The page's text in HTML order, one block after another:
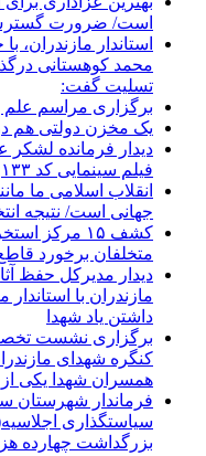
است/ ضرورت
استاندار
محمد کوهستانی
تسلیت گفت:
برگزاری مراسم علم
یک مخزن دولتی هم
فیلم سینمایی کد ۱۳۳
انقلاب اسلامی ما
جهانی است/ نتیجه
کشف ۱۵ مرکز
متخلفان برخورد
دیدار مدیرکل حفظ
مازندران با استاندار
داشتن یاد شهدا
برگزاری نشست
کنگره شهدای
همسران شهدا یکی
فرماندار شهرستان
سیاستگذاری
بزرگداشت چهارده